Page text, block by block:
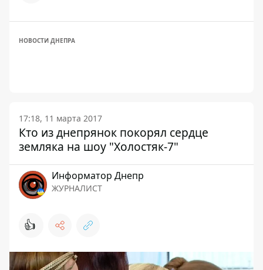
НОВОСТИ ДНЕПРА
17:18, 11 марта 2017
Кто из днепрянок покорял сердце
земляка на шоу "Холостяк-7"
Информатор Днепр
ЖУРНАЛИСТ
👍